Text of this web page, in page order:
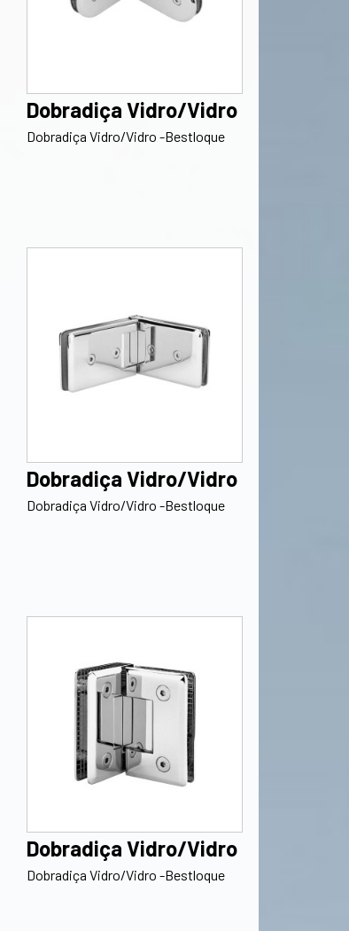
Dobradiça Vidro/Vidro
Dobradiça Vidro/Vidro -Bestloque
Dobradiça Vidro/Vidro
Dobradiça Vidro/Vidro -Bestloque
Dobradiça Vidro/Vidro
Dobradiça Vidro/Vidro -Bestloque